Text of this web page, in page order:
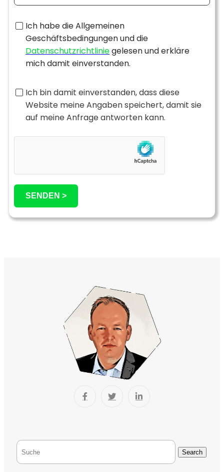
Ich habe die Allgemeinen
Geschäftsbedingungen und die
Datenschutzrichtliniegelesen und erkläre
mich damit einverstanden.
Ich bin damit einverstanden, dass diese
Website meine Angaben speichert, damit sie
auf meine Anfrage antworten kann.
SENDEN >
Search